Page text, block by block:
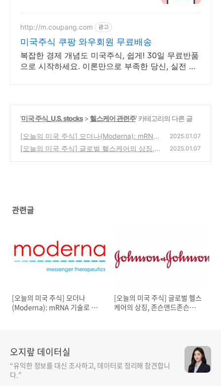
http://m.coupang.com 광고
미국주식 쿠팡 와우회원 무료배송
복잡한 경제 개념도 미국주식, 쉽게! 30일 무료반품
으로 시작하세요. 이론만으로 부족한 당신, 실전 투
'미국 주식_U.S. stocks> 헬스케어 관련주' 카테고리의 다른 글
[오늘의 미국 주식] 모더나(Moderna): mRNA
기술로 혁신을 선도하는 바이오테크 기업
(1)
2025.01.07
[오늘의 미국 주식] 글로벌 헬스케어의 상징,
2025.01.07
관련글
[오늘의 미국 주식] 모더나
(Moderna): mRNA 기술로 혁
[오늘의 미국 주식] 글로벌 헬스
케어의 상징, 존슨앤드존슨
오지랖 데이터실
“유익한 정보를 대신 조사하고, 데이터로 정리해 참견합니
다.”